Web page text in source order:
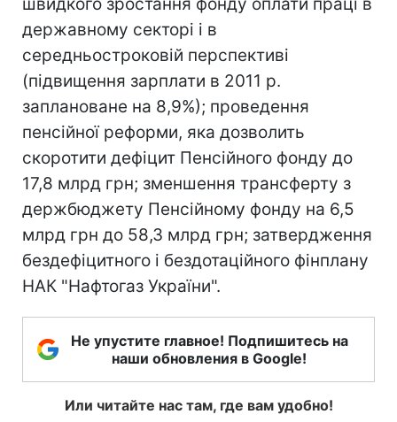
державному секторі і в
середньостроковій перспективі
(підвищення зарплати в 2011 р.
заплановане на 8,9%); проведення
пенсійної реформи, яка дозволить
скоротити дефіцит Пенсійного фонду до
17,8 млрд грн; зменшення трансферту з
держбюджету Пенсійному фонду на 6,5
млрд грн до 58,3 млрд грн; затвердження
бездефіцитного і бездотаційного фінплану
НАК "Нафтогаз України".
Не упустите главное! Подпишитесь на
наши обновления в Google!
Или читайте нас там, где вам удобно!